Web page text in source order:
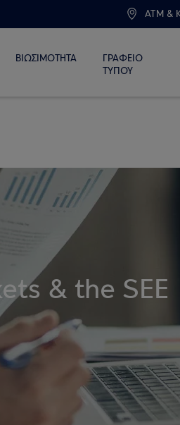
ATM &
ΒΙΩΣΙΜΟΤΗΤΑ
ΓΡΑΦΕΙΟ
ΤΥΠΟΥ
& the SEE